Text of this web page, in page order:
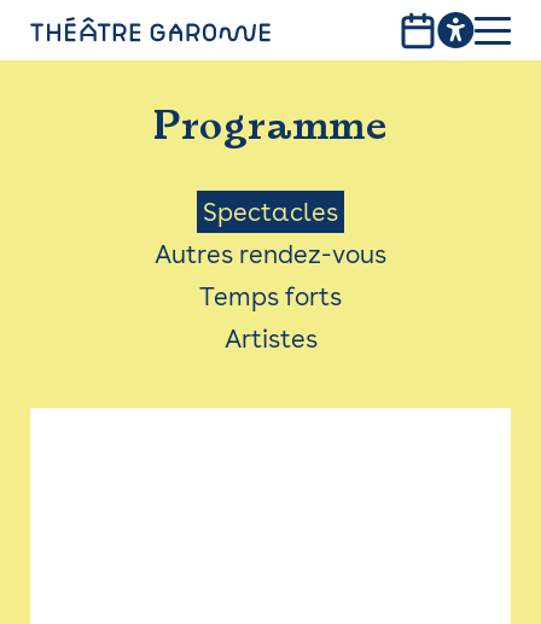
PROGRAMME
INFOS PRATIQUES
AVEC LES PUBLICS
ACCESSIBILITÉ
LES PRODUCTIONS
Programme
Menu
Saison
Spectacles
Autres rendez-vous
Temps forts
Artistes